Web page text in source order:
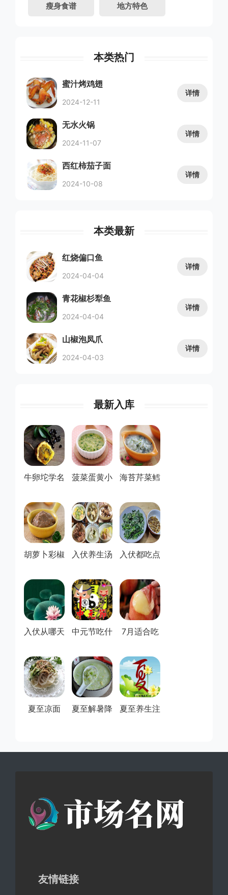
瘦身食谱 地方特色
本类热门
蜜汁烤鸡翅
2024-12-11
详情
无水火锅
2024-11-07
详情
西红柿茄子面
2024-10-08
详情
本类最新
红烧偏口鱼
2024-04-04
详情
青花椒杉犁鱼
2024-04-04
详情
山椒泡凤爪
2024-04-03
详情
最新入库
牛卵坨学名
卵坨...
菠菜蛋黄小
上...
海苔芹菜鳕
上...
胡萝卜彩椒
宝...
入伏养生汤
荐6...
入伏都吃点
天吃...
入伏从哪天
中元节吃什
半鬼...
7月适合吃
些-...
夏至凉面
夏至解暑降
夏至养生注
友情链接